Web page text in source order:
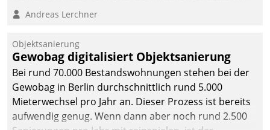
Einsatz.
Andreas Lerchner
Objektsanierung
Gewobag digitalisiert Objektsanierung
Bei rund 70.000 Bestandswohnungen stehen bei der
Gewobag in Berlin durchschnittlich rund 5.000
Mieterwechsel pro Jahr an. Dieser Prozess ist bereits
aufwendig genug. Wenn dann aber noch rund 2.500